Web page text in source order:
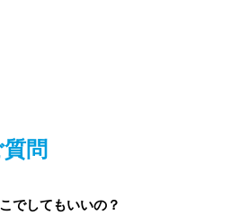
問
でしてもいいの？